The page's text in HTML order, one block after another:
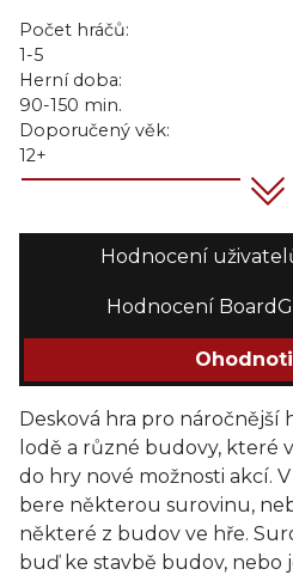
Počet hráčů:
1-5
Herní doba:
90-150 min.
Doporučený věk:
12+
Hodnocení
Hodnocení
Desková hra pro náročnější
lodě a různé budovy, které
do hry nové možnosti akcí.
bere některou surovinu,
některé z budov ve hře.
buď ke stavbě budov, nebo